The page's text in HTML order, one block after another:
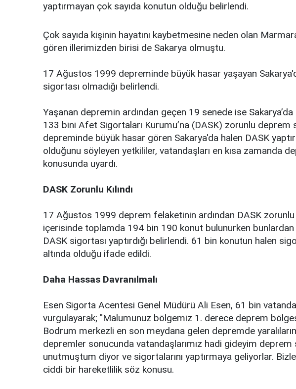
yaptırmayan çok sayıda konutun olduğu belirlendi.
Çok sayıda kişinin hayatını kaybetmesine neden olan
gören illerimizden birisi de Sakarya olmuştu.
17 Ağustos 1999 depreminde büyük hasar yaşayan
sigortası olmadığı belirlendi.
Yaşanan depremin ardından geçen 19 senede ise
133 bini Afet Sigortaları Kurumu’na (DASK) zorunlu deprem
depreminde büyük hasar gören Sakarya'da halen DASK
olduğunu söyleyen yetkililer, vatandaşları en kısa zamanda
konusunda uyardı.
DASK Zorunlu Kılındı
17 Ağustos 1999 deprem felaketinin ardından DASK zorunlu
içerisinde toplamda 194 bin 190 konut bulunurken
DASK sigortası yaptırdığı belirlendi. 61 bin konutun halen
altında olduğu ifade edildi.
Daha Hassas Davranılmalı
Esen Sigorta Acentesi Genel Müdürü Ali Esen, 61 bin
vurgulayarak; "Malumunuz bölgemiz 1. derece deprem
Bodrum merkezli en son meydana gelen depremde
depremler sonucunda vatandaşlarımız hadi gideyim deprem
unutmuştum diyor ve sigortalarını yaptırmaya geliyorlar.
ciddi bir hareketlilik söz konusu.